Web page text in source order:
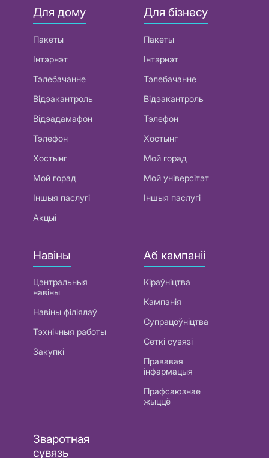
Для дому
Пакеты
Інтэрнэт
Тэлебачанне
Відэакантроль
Відэадамафон
Тэлефон
Хостынг
Мой горад
Іншыя паслугі
Акцыі
Для бізнесу
Пакеты
Інтэрнэт
Тэлебачанне
Відэакантроль
Тэлефон
Хостынг
Мой горад
Мой універсітэт
Іншыя паслугі
Навіны
Цэнтральныя
навіны
Навіны філіялаў
Тэхнічныя работы
Закупкі
Аб кампаніі
Кіраўніцтва
Кампанія
Супрацоўніцтва
Сеткі сувязі
Прававая
інфармацыя
Прафсаюзнае
жыццё
Зваротная
сувязь